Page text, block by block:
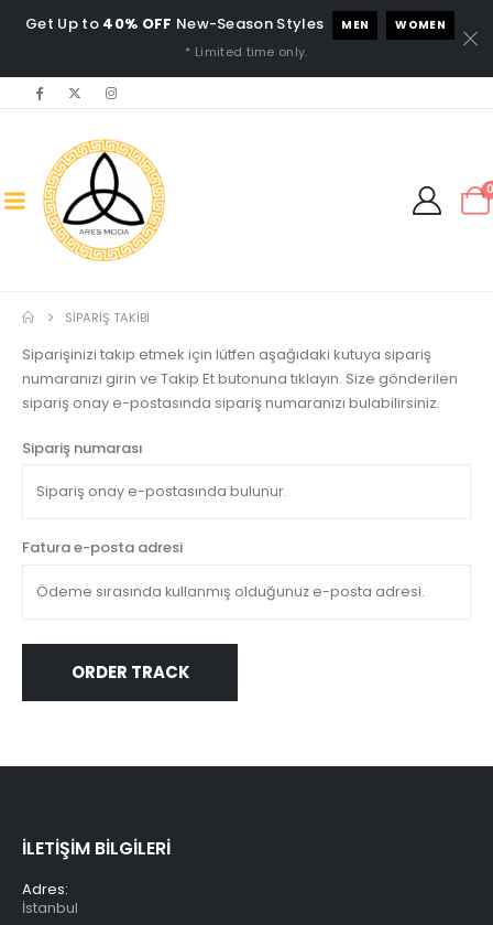
Get Up to 40% OFF New-Season Styles MEN WOMEN
* Limited time only.
SIPARIŞ TAKIBI
Siparişinizi takip etmek için lütfen aşağıdaki kutuya sipariş
numaranızı girin ve Takip Et butonuna tıklayın. Size gönderilen
sipariş onay e-postasında sipariş numaranızı bulabilirsiniz.
Sipariş numarası
Fatura e-posta adresi
ORDER TRACK
İLETİŞİM BİLGİLERİ
Adres:
İstanbul